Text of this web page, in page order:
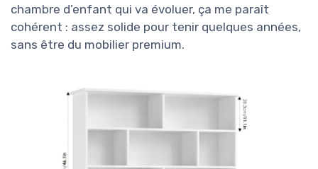
chambre d’enfant qui va évoluer, ça me paraît
cohérent : assez solide pour tenir quelques années,
sans être du mobilier premium.